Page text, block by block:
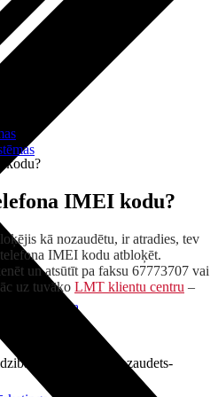
pārvaldība
kodu?
IMEI kodu?
kā nozaudētu, ir atradies, tev
IMEI kodu atbloķēt.
un atsūtīt pa faksu 67773707 vai
uz tuvāko LMT klientu centru –
tavai-drosibai/nozaudets-